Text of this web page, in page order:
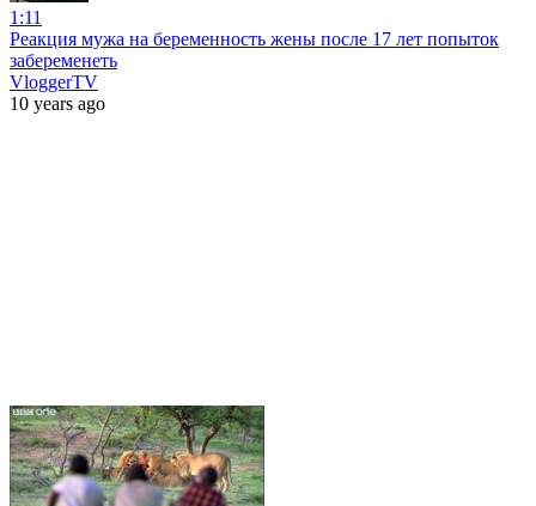
1:11
Реакция мужа на беременность жены после 17 лет попыток
забеременеть
VloggerTV
10 years ago